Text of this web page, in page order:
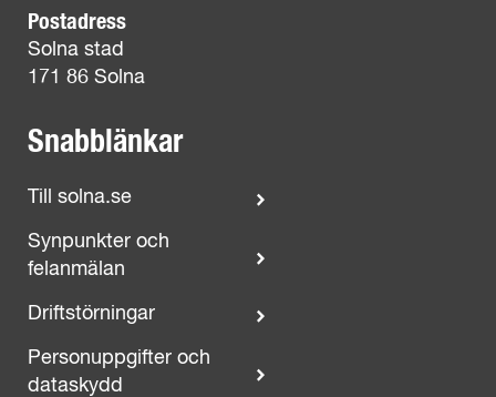
Postadress
Solna stad
171 86 Solna
Snabblänkar
Till solna.se
Synpunkter och
felanmälan
Driftstörningar
Personuppgifter och
dataskydd